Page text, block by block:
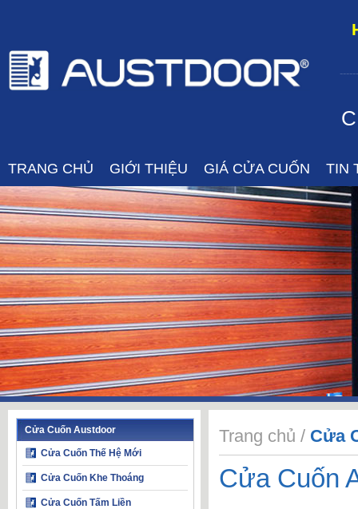
TRANG CHỦ GIỚI THIỆU GIÁ CỬA CUỐN TIN
Cửa Cuốn Austdoor
Cửa Cuốn Thế Hệ Mới
Cửa Cuốn Khe Thoáng
Cửa Cuốn Tấm Liền
Trang chủ / Cửa
Cửa Cuốn